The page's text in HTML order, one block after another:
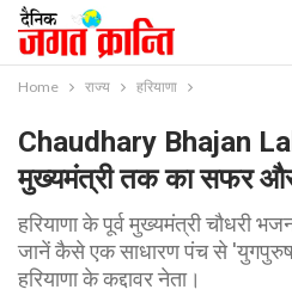
Home राज्य हरियाणा
Chaudhary Bhajan
मुख्यमंत्री तक का सफर और
हरियाणा के पूर्व मुख्यमंत्री चौधरी
जानें कैसे एक साधारण पंच से
हरियाणा के कद्दावर नेता।